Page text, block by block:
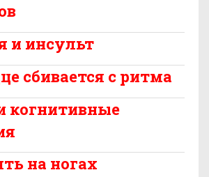
и инсульт
сбивается с ритма
когнитивные
на ногах